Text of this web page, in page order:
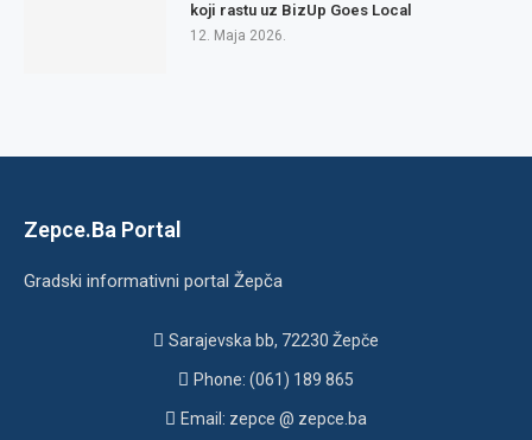
koji rastu uz BizUp Goes Local
12. Maja 2026.
Zepce.Ba Portal
Gradski informativni portal Žepča
Sarajevska bb, 72230 Žepče
Phone: (061) 189 865
Email: zepce @ zepce.ba